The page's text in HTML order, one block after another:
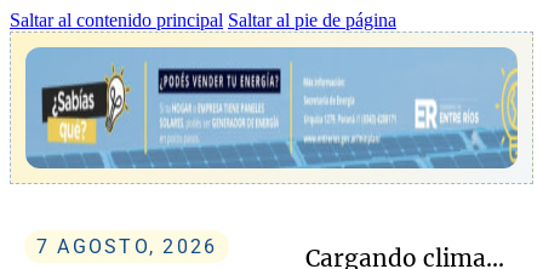
Saltar al contenido principal Saltar al pie de página
7 AGOSTO, 2026 Cargando clima...